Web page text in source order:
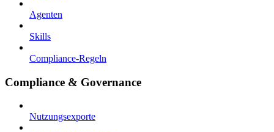
Agenten
Skills
Compliance-Regeln
Compliance & Governance
Nutzungsexporte